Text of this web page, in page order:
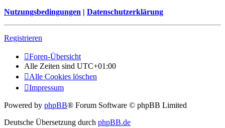
Nutzungsbedingungen | Datenschutzerklärung
Registrieren
Foren-Übersicht
Alle Zeiten sind UTC+01:00
Alle Cookies löschen
Impressum
Powered by phpBB® Forum Software © phpBB Limited
Deutsche Übersetzung durch phpBB.de